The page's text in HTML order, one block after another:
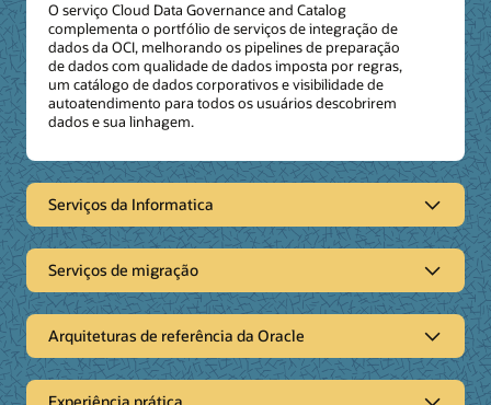
O serviço Cloud Data Governance and Catalog
complementa o portfólio de serviços de integração de
dados da OCI, melhorando os pipelines de preparação
de dados com qualidade de dados imposta por regras,
um catálogo de dados corporativos e visibilidade de
autoatendimento para todos os usuários descobrirem
dados e sua linhagem.
Serviços da Informatica
Serviços da plataforma Data
Management Cloud Inteligentes da
Informática
Intelligent Data Management Cloud
A Informatica IDMC é uma solução de gerenciamento de
dados alimentada por IA que conecta e analisa sua
Serviços de migração
Serviços de migração
Programa PowerCenter para Modernização da
Arquiteturas de referência da Oracle
Arquiteturas de referência da
Oracle